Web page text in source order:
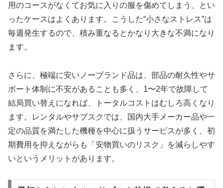
用のコースがなくてお気に入りの服を傷めてしまう、とい
ったケースはよくあります。こうした“小さなストレス”は
毎週発生するので、積み重なるとかなり大きな不満になり
ます。
さらに、極端に安いノーブランド品は、部品の耐久性やサ
ポート体制に不安があることも多く、1〜2年で故障して
結局買い替えになれば、トータルコストはむしろ高くなり
ます。レンタルやサブスクでは、国内大手メーカー品や一
定の品質を満たした機種を中心に扱うサービスが多く、初
期費用を抑えながらも「安物買いのリスク」を減らしやす
いというメリットがあります。